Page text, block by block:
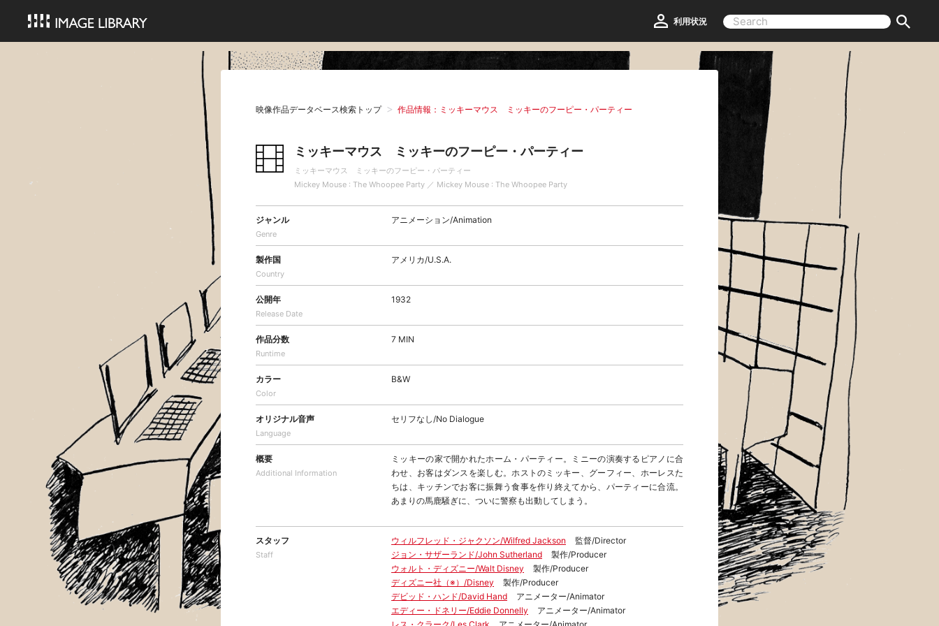
利用状況
映像作品データベース検索トップ 作品情報：ミッキーマウス ミッキーのフーピー・パーティー
ミッキーマウス ミッキーのフーピー・パーティー
ミッキーマウス ミッキーのフーピー・パーティー
Mickey Mouse : The Whoopee Party ／ Mickey Mouse : The Whoopee Party
ジャンル
Genre
アニメーション/Animation
製作国
Country
アメリカ/U.S.A.
公開年
Release Date
1932
作品分数
Runtime
7 MIN
カラー
Color
B&W
オリジナル音声
Language
セリフなし/No Dialogue
概要
Additional Information
ミッキーの家で開かれたホーム・パーティー。ミニーの演奏するピアノに合
わせ、お客はダンスを楽しむ。ホストのミッキー、グーフィー、ホーレスた
ちは、キッチンでお客に振舞う食事を作り終えてから、パーティーに合流。
あまりの馬鹿騒ぎに、ついに警察も出動してしまう。
スタッフ
Staff
ウィルフレッド・ジャクソン/Wilfred Jackson
監督/Director
ジョン・サザーランド/John Sutherland
製作/Producer
ウォルト・ディズニー/Walt Disney
製作/Producer
ディズニー社（※）/Disney
製作/Producer
デビッド・ハンド/David Hand
アニメーター/Animator
エディー・ドネリー/Eddie Donnelly
アニメーター/Animator